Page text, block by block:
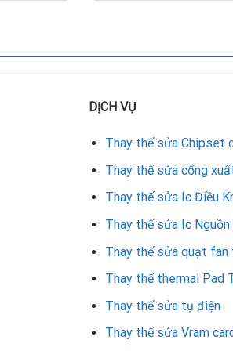
DỊCH VỤ
Thay thế sửa Chipset
Thay thế sửa cổng
Thay thế sửa Ic Điều
Thay thế sửa Ic Nguồn
Thay thế sửa quạt fan
Thay thế thermal Pad
Thay thế sửa tụ điện
Thay thế sửa Vram